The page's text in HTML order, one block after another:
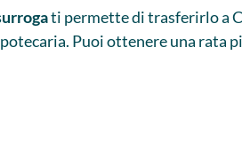
ti permette di trasferirlo a
Puoi ottenere una rata